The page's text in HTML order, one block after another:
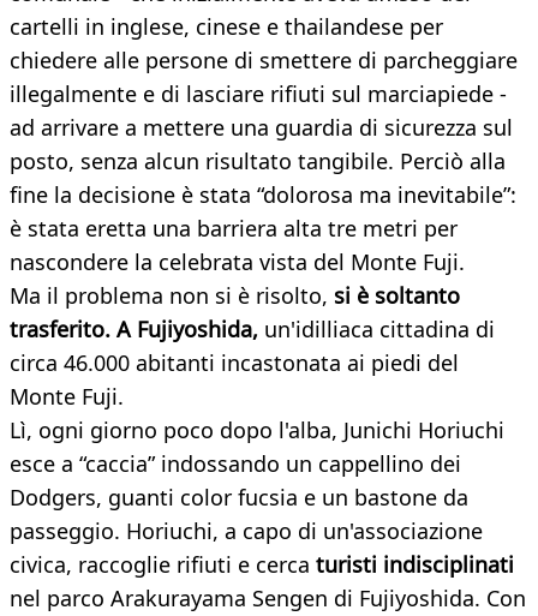
cartelli in inglese, cinese e thailandese per
chiedere alle persone di smettere di parcheggiare
illegalmente e di lasciare rifiuti sul marciapiede -
ad arrivare a mettere una guardia di sicurezza sul
posto, senza alcun risultato tangibile. Perciò alla
fine la decisione è stata “dolorosa ma inevitabile”:
è stata eretta una barriera alta tre metri per
nascondere la celebrata vista del Monte Fuji.
Ma il problema non si è risolto, si è soltanto
trasferito. A Fujiyoshida, un'idilliaca cittadina di
circa 46.000 abitanti incastonata ai piedi del
Monte Fuji.
Lì, ogni giorno poco dopo l'alba, Junichi Horiuchi
esce a “caccia” indossando un cappellino dei
Dodgers, guanti color fucsia e un bastone da
passeggio. Horiuchi, a capo di un'associazione
civica, raccoglie rifiuti e cerca turisti indisciplinati
nel parco Arakurayama Sengen di Fujiyoshida. Con